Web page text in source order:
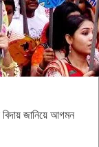
জানিয়ে আগমন